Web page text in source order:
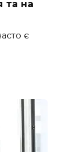
та на
є